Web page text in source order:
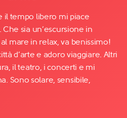
il tempo libero mi piace
sia un’escursione in
mare in relax, va benissimo!
d’arte e adoro viaggiare. Altri
il teatro, i concerti e mi
Sono solare, sensibile,